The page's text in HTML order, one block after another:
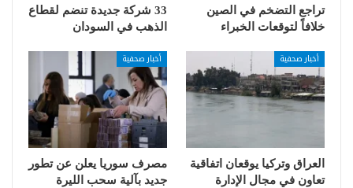
تراجع التضخم في الصين
خلافاً لتوقعات الخبراء
33 شركة جديدة تنضم لقطاع
الذهب في السودان
أخبار صحفية
العراق وتركيا يوقعان اتفاقية
تعاون في مجال الإدارة
أخبار صحفية
مصرف سوريا يعلن عن تطور
جديد بآلية سحب الليرة